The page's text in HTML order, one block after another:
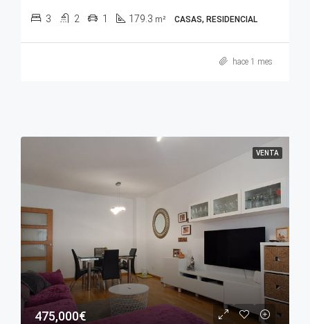
3 2 1 179.3 m² CASAS, RESIDENCIAL
hace 1 mes
VENTA
475,000€